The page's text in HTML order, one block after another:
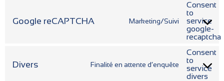
Google reCAPTCHA Marketing/Suivi
Consent
to
service
google-
recaptcha
Divers Finalité en attente d’enquête
Consent
to
service
divers